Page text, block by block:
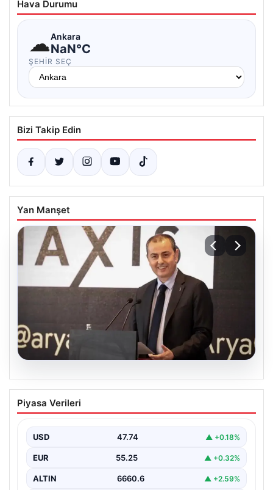
Hava Durumu
☁Ankara
NaN°C
ŞEHIR SEÇ
Bizi Takip Edin
Yan Manşet
07.08.2026
İş Bankası Yönetiminde Sürpriz
Değişiklik: Hakan Aran Görevini
Türkiye'nin köklü bankalarından İş Bankası'nda yönetim
Bankanın uzun…
Piyasa Verileri
USD 47.74 ▲ +0.18%
EUR 55.25 ▲ +0.32%
ALTIN 6660.6 ▲ +2.59%